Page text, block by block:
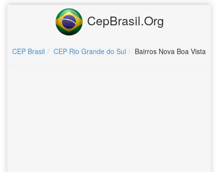
CepBrasil.Org
CEP Brasil CEP Rio Grande do Sul Bairros Nova Boa Vista